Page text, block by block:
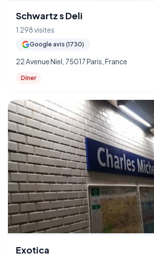
Schwartz s Deli
1 298 visites
Google avis (1730)
22 Avenue Niel, 75017 Paris, France
Diner
Exotica